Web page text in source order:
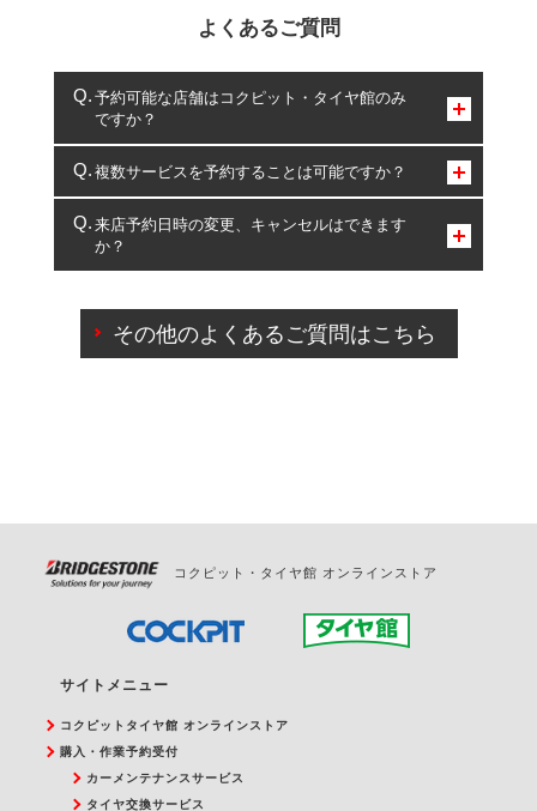
よくあるご質問
予約可能な店舗はコクピット・タイヤ館のみ
ですか？
コクピット・タイヤ館のみとなります。
複数サービスを予約することは可能ですか？
複数サービスのご予約は可能です。
一部の商品・サービスの組み合わせに限り、同時にご予約が
出来ないものもございます。
来店予約日時の変更、キャンセルはできます
か？
ご来店予約日の3営業日前を過ぎている場合のご予約
の日時変更につきましては、直接ご予約の店舗まで
その他のよくあるご質問はこちら
コクピット・タイヤ館 オンラインストア
サイトメニュー
コクピットタイヤ館 オンラインストア
購入・作業予約受付
カーメンテナンスサービス
タイヤ交換サービス